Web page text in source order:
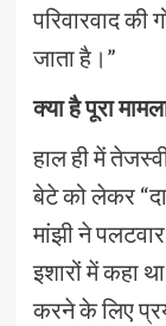
परिवारवाद
जाता है।”
क्या है पूरा
हाल ही में
बेटे को लेकर
मांझी ने
इशारों में कहा
करने के लिए